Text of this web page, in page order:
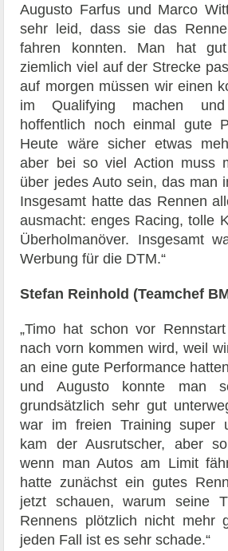
Augusto Farfus und Marco
sehr leid, dass sie das
fahren konnten. Man hat
ziemlich viel auf der Strecke
auf morgen müssen wir einen
im Qualifying machen
hoffentlich noch einmal gute
Heute wäre sicher etwas
aber bei so viel Action muss
über jedes Auto sein, das man
Insgesamt hatte das Rennen
ausmacht: enges Racing, tolle
Überholmanöver. Insgesamt
Werbung für die DTM.“
Stefan Reinhold (Teamchef
„Timo hat schon vor
nach vorn kommen wird, weil
an eine gute Performance
und Augusto konnte man
grundsätzlich sehr gut
war im freien Training super
kam der Ausrutscher, aber
wenn man Autos am Limit
hatte zunächst ein gutes
jetzt schauen, warum seine
Rennens plötzlich nicht mehr
jeden Fall ist es sehr schade.“